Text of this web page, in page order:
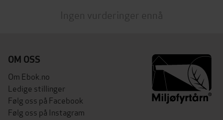
Ingen vurderinger ennå
OM OSS
Om Ebok.no
Ledige stillinger
Følg oss på Facebook
Følg oss på Instagram